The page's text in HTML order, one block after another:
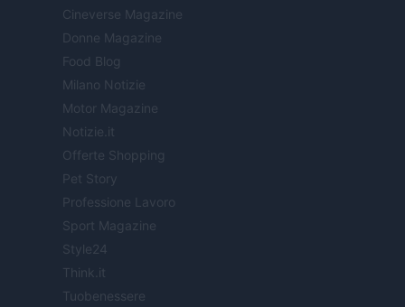
Cineverse Magazine
Donne Magazine
Food Blog
Milano Notizie
Motor Magazine
Notizie.it
Offerte Shopping
Pet Story
Professione Lavoro
Sport Magazine
Style24
Think.it
Tuobenessere